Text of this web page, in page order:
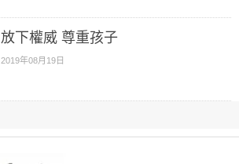
放下權威 尊重孩子
2019年08月19日